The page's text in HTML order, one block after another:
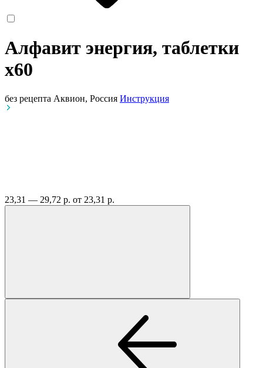
Алфавит энергия, таблетки
x60
без рецепта Аквион, Россия Инструкция
23,31 — 29,72 р. от 23,31 р.